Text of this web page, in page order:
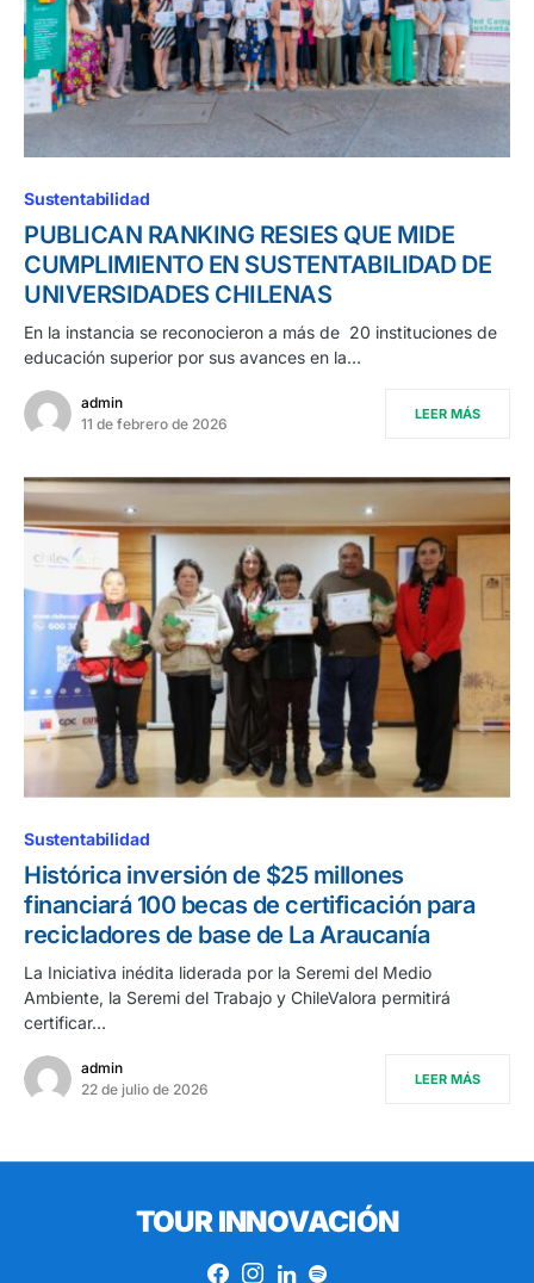
Sustentabilidad
PUBLICAN RANKING RESIES QUE MIDE
CUMPLIMIENTO EN SUSTENTABILIDAD DE
UNIVERSIDADES CHILENAS
En la instancia se reconocieron a más de 20 instituciones de
educación superior por sus avances en la…
admin
11 de febrero de 2026
LEER MÁS
Sustentabilidad
Histórica inversión de $25 millones
financiará 100 becas de certificación para
recicladores de base de La Araucanía
La Iniciativa inédita liderada por la Seremi del Medio
Ambiente, la Seremi del Trabajo y ChileValora permitirá
certificar…
admin
22 de julio de 2026
LEER MÁS
TOUR INNOVACIÓN